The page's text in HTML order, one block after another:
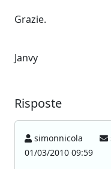
Grazie.
Janvy
Risposte
simonnicola
01/03/2010 09:59